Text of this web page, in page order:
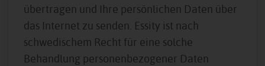
übertragen und Ihre persönlichen Daten über
das Internet zu senden. Essity ist nach
schwedischem Recht für eine solche
Behandlung personenbezogener Daten